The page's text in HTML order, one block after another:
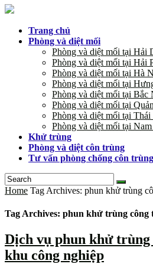
Trang chủ
Phòng và diệt mối
Phòng và diệt mối tại Hải
Phòng và diệt mối tại Hải
Phòng và diệt mối tại Hà
Phòng và diệt mối tại
Phòng và diệt mối tại Bắc
Phòng và diệt mối tại
Phòng và diệt mối tại
Phòng và diệt mối tại
Khử trùng
Phòng và diệt côn trùng
Tư vấn phòng chống côn trùng
Home Tag Archives: phun khử trùng
Tag Archives: phun khử trùng công
Dịch vụ phun khử trùng
khu công nghiệp